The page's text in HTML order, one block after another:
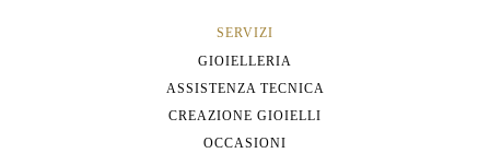
SERVIZI
GIOIELLERIA
ASSISTENZA TECNICA
CREAZIONE GIOIELLI
OCCASIONI